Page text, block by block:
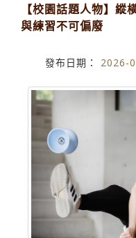
【校園話題人物】縱
與練習不可偏廢
發布日期： 2026-